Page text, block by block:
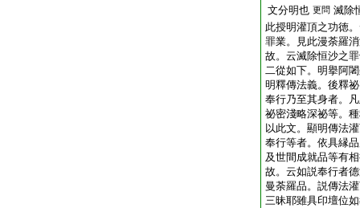
文分明也 更問 滅除
此授明灌頂之功徳
罪業。見此漫荼羅
故。云滅除恒沙之
二從如下。明擧阿
明釋傳法義。後釋
奉行乃至其身者。
祕密淺略深祕等。
以此文。顯明傳法
奉行等者。依具縁
及世間成就品等有
故。云如説奉行者
曼荼羅品。説傳法
三昧耶雖具印壇位